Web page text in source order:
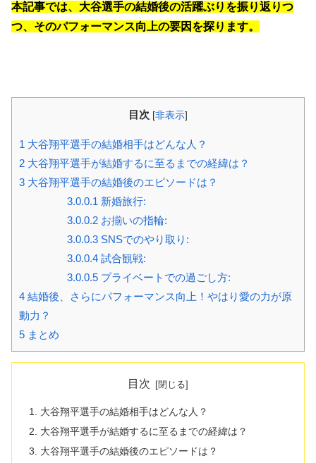
本記事では、大谷選手の結婚後の活躍ぶりを振り返りつ
つ、そのパフォーマンス向上の要因を探ります。
目次 [非表示]
1 大谷翔平選手の結婚相手はどんな人？
2 大谷翔平選手が結婚するに至るまでの経緯は？
3 大谷翔平選手の結婚後のエピソードは？
3.0.0.1 新婚旅行:
3.0.0.2 お揃いの指輪:
3.0.0.3 SNSでのやり取り:
3.0.0.4 試合観戦:
3.0.0.5 プライベートでの過ごし方:
4 結婚後、さらにパフォーマンス向上！やはり愛の力が原
動力？
5 まとめ
目次
大谷翔平選手の結婚相手はどんな人？
大谷翔平選手が結婚するに至るまでの経緯は？
大谷翔平選手の結婚後のエピソードは？